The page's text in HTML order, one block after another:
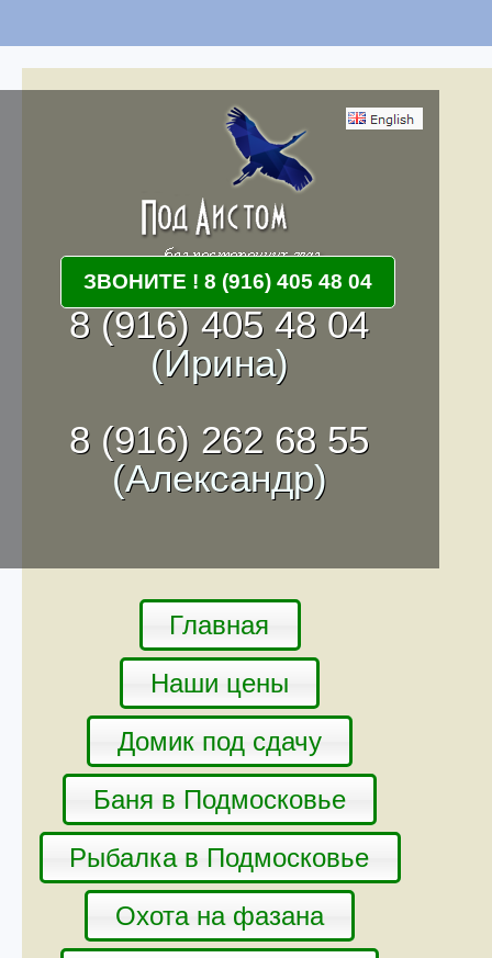
8 (916) 405 48 04
(Ирина)
8 (916) 262 68 55
(Александр)
Главная
Наши цены
Домик под сдачу
Баня в Подмосковье
Рыбалка в Подмосковье
Охота на фазана
ЗВОНИТЕ ! 8 (916) 405 48 04